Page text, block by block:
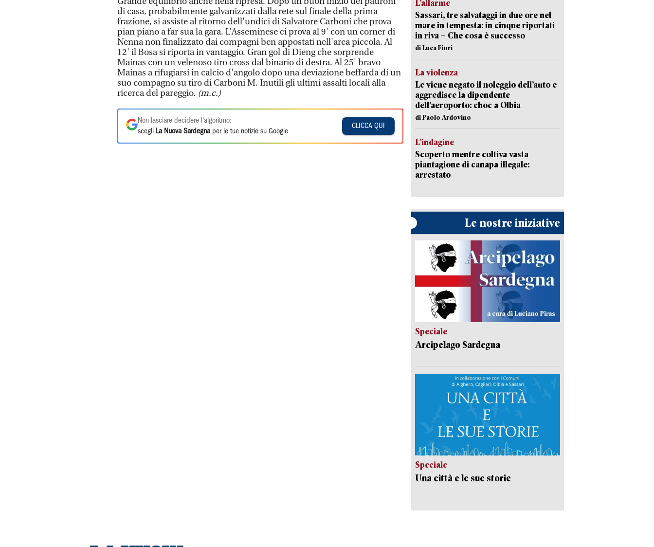
di casa, probabilmente galvanizzati dalla rete sul finale della prima
frazione, si assiste al ritorno dell'undici di Salvatore Carboni che prova
pian piano a far sua la gara. L’Asseminese ci prova al 9' con un corner di
Nenna non finalizzato dai compagni ben appostati nell'area piccola. Al
12' il Bosa si riporta in vantaggio. Gran gol di Dieng che sorprende
Mainas con un velenoso tiro cross dal binario di destra. Al 25' bravo
Mainas a rifugiarsi in calcio d'angolo dopo una deviazione beffarda di un
suo compagno su tiro di Carboni M. Inutili gli ultimi assalti locali alla
ricerca del pareggio. (m.c.)
Non lasciare decidere l'algoritmo:
scegli La Nuova Sardegna per le tue notizie su Google
CLICCA QUI
L’allarme
Sassari, tre salvataggi in due ore nel
mare in tempesta: in cinque riportati
in riva – Che cosa è successo
di Luca Fiori
La violenza
Le viene negato il noleggio dell’auto e
aggredisce la dipendente
dell’aeroporto: choc a Olbia
di Paolo Ardovino
L’indagine
Scoperto mentre coltiva vasta
piantagione di canapa illegale:
arrestato
Le nostre iniziative
Speciale
Arcipelago Sardegna
Speciale
Una città e le sue storie